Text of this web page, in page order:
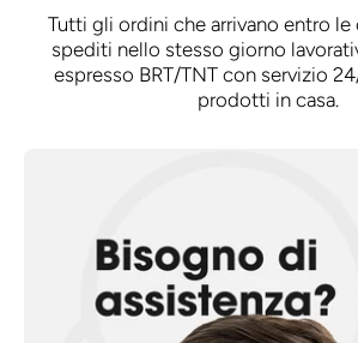
Tutti gli ordini che arrivano entro le
spediti nello stesso giorno
espresso BRT/TNT con servizio
prodotti in casa.